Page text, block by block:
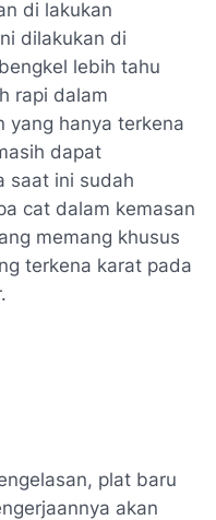
di lakukan
dilakukan di
lebih tahu
rapi dalam
yang hanya terkena
dapat
saat ini sudah
cat dalam kemasan
memang khusus
terkena karat pada
plat baru
akan